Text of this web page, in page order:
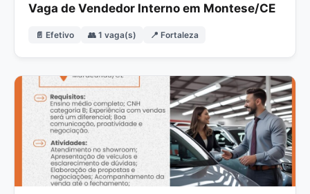
Vaga de Vendedor Interno em Montese/CE
📄 Efetivo 👥 1 vaga(s) 📍 Fortaleza